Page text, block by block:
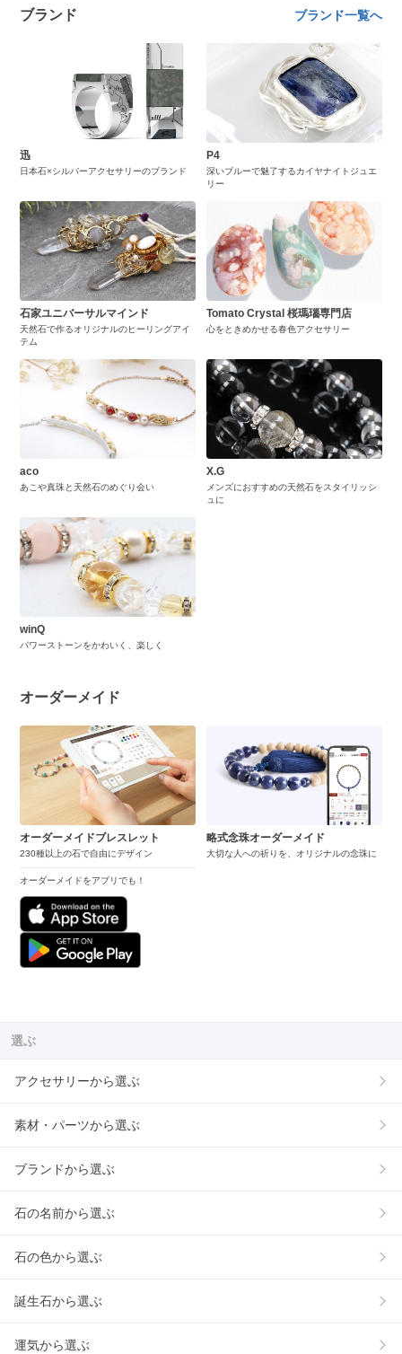
ブランド ブランド一覧へ
迅
日本石×シルバーアクセサリーのブランド
P4
深いブルーで魅了するカイヤナイトジュエ
リー
石家ユニバーサルマインド
天然石で作るオリジナルのヒーリングアイ
テム
Tomato Crystal 桜瑪瑙専門店
心をときめかせる春色アクセサリー
aco
あこや真珠と天然石のめぐり会い
X.G
メンズにおすすめの天然石をスタイリッシ
ュに
winQ
パワーストーンをかわいく、楽しく
オーダーメイド
オーダーメイドブレスレット
230種以上の石で自由にデザイン
オーダーメイドをアプリでも！
略式念珠オーダーメイド
大切な人への祈りを、オリジナルの念珠に
選ぶ
アクセサリーから選ぶ
素材・パーツから選ぶ
ブランドから選ぶ
石の名前から選ぶ
石の色から選ぶ
誕生石から選ぶ
運気から選ぶ